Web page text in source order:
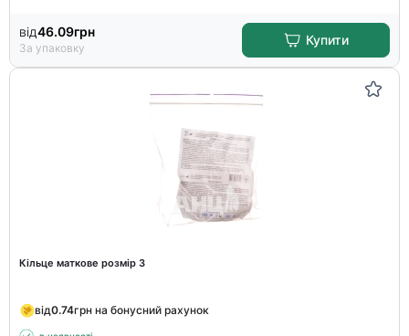
від46.09грн
За упаковку
Купити
Кільце маткове розмір 3
від0.74грн на бонусний рахунок